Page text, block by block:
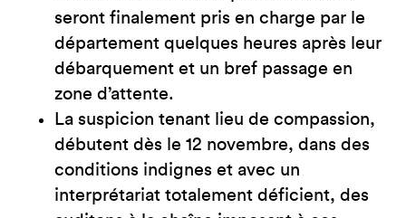
seront finalement pris en charge par le
département quelques heures après leur
débarquement et un bref passage en
zone d’attente.
La suspicion tenant lieu de compassion,
débutent dès le 12 novembre, dans des
conditions indignes et avec un
interprétariat totalement déficient, des